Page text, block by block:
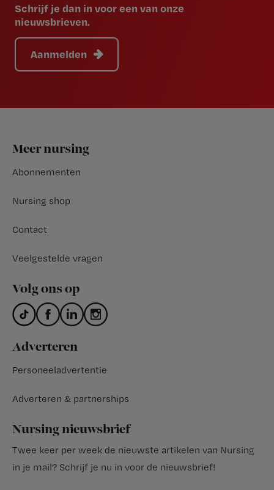
Schrijf je dan in voor een van onze
nieuwsbrieven.
Aanmelden
Footer
Meer nursing
Abonnementen
Nursing shop
Contact
Veelgestelde vragen
Volg ons op
Adverteren
Personeeladvertentie
Adverteren & partnerships
Nursing nieuwsbrief
Twee keer per week de nieuwste artikelen van Nursing
in je mail? Schrijf je nu in voor de nieuwsbrief!